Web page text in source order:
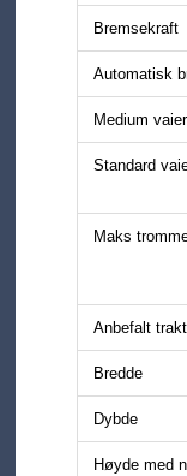
Bremsekraft
Automatisk
Medium
Standard
Maks
Anbefalt
Bredde
Dybde
Høyde med